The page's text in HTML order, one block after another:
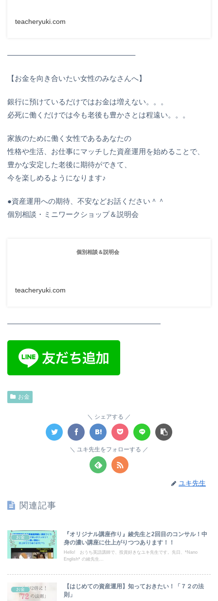
teacheryuki.com
—————————————————–
【お金を向き合いたい女性のみなさんへ】
銀行に預けているだけではお金は増えない。。。
必死に働くだけでは今も老後も豊かさとは程遠い。。。
家族のために働く女性であるあなたの
性格や生活、お仕事にマッチした資産運用を始めることで、
豊かな安定した老後に期待ができて、
今を楽しめるようになります♪
●資産運用への期待、不安などお話ください＾＾
個別相談・ミニワークショップ＆説明会
個別相談＆説明会
teacheryuki.com
—————————————————————
お金
シェアする
ユキ先生をフォローする
ユキ先生
関連記事
お金
『オリジナル講座作り』綾先生と2回目のコンサル！中
身の濃い講座に仕上がりつつあります！！
Hello! おうち英語講師で、投資好きなユキ先生です。先日、*Nano
English* の綾先生...
お金
【はじめての資産運用】知っておきたい！「７２の法
則」